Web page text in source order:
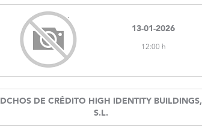
13-01-2026
12:00 h
DCHOS DE CRÉDITO HIGH IDENTITY BUILDINGS,
S.L.